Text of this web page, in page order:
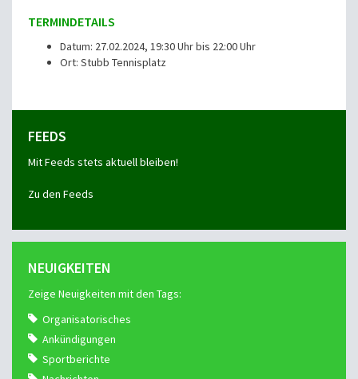
TERMINDETAILS
Datum: 27.02.2024, 19:30 Uhr bis 22:00 Uhr
Ort: Stubb Tennisplatz
FEEDS
Mit Feeds stets aktuell bleiben!
Zu den Feeds
NEUIGKEITEN
Zeige Neuigkeiten mit den Tags:
Organisatorisches
Ankündigungen
Sportberichte